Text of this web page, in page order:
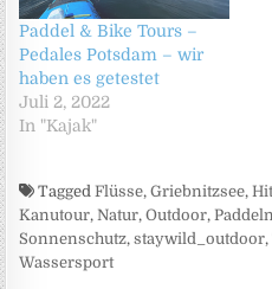
Paddel & Bike Tours –
Pedales Potsdam – wir
haben es getestet
Juli 2, 2022
In "Kajak"
TaggedFlüsse,Griebnitzsee,
Kanutour,Natur,Outdoor,
Sonnenschutz,staywild_outdoor,
Wassersport